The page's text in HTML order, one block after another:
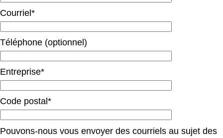
Courriel*
Téléphone (optionnel)
Entreprise*
Code postal*
Pouvons-nous vous envoyer des courriels au sujet des